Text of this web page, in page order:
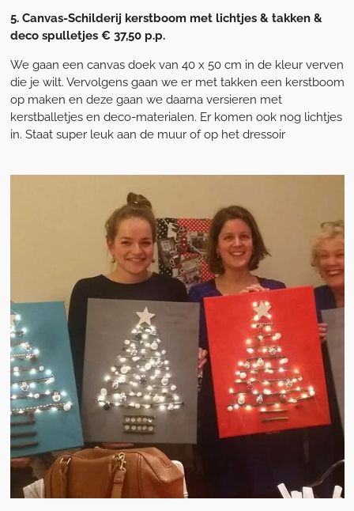
5. Canvas-Schilderij kerstboom met lichtjes & takken &
deco spulletjes € 37,50 p.p.
We gaan een canvas doek van 40 x 50 cm in de kleur verven
die je wilt. Vervolgens gaan we er met takken een kerstboom
op maken en deze gaan we daarna versieren met
kerstballetjes en deco-materialen. Er komen ook nog lichtjes
in. Staat super leuk aan de muur of op het dressoir